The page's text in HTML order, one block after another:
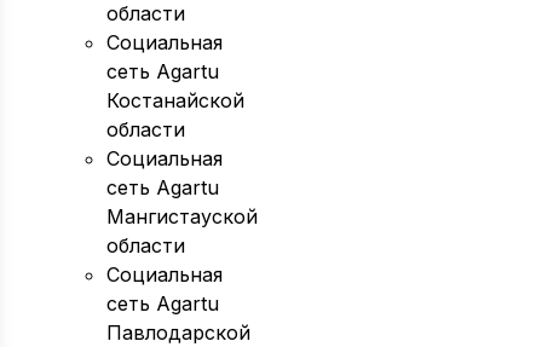
области
Социальная
сеть Agartu
Костанайской
области
Социальная
сеть Agartu
Мангистауской
области
Социальная
сеть Agartu
Павлодарской